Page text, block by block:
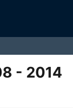
- 2014